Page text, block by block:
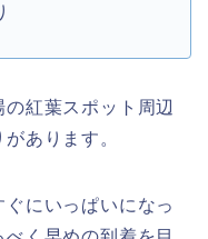
紅葉スポット周辺
あります。
にいっぱいになっ